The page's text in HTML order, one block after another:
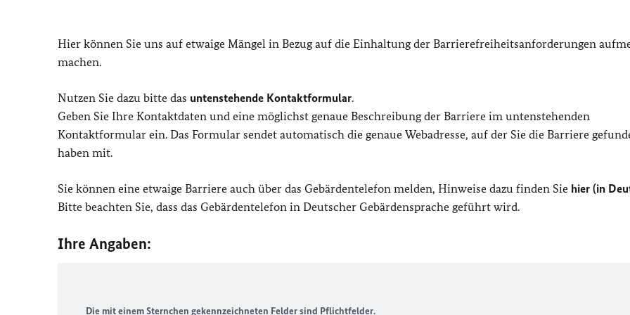
Hier können Sie uns auf etwaige Mängel in Bezug auf die Einhaltung der Barrierefreiheitsanforderungen
machen.
Nutzen Sie dazu bitte das untenstehende Kontaktformular.
Geben Sie Ihre Kontaktdaten und eine möglichst genaue Beschreibung der Barriere im untenstehenden
Kontaktformular ein. Das Formular sendet automatisch die genaue Webadresse, auf der Sie die Barriere
haben mit.
Sie können eine etwaige Barriere auch über das Gebärdentelefon melden, Hinweise dazu finden Sie hier (in
Bitte beachten Sie, dass das Gebärdentelefon in Deutscher Gebärdensprache geführt wird.
Ihre Angaben:
Die mit einem Sternchen gekennzeichneten Felder sind Pflichtfelder.